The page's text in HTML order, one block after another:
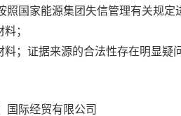
照国家能源集团失信管理有关规定
；
料；证据来源的合法性存在明显
国际经贸有限公司